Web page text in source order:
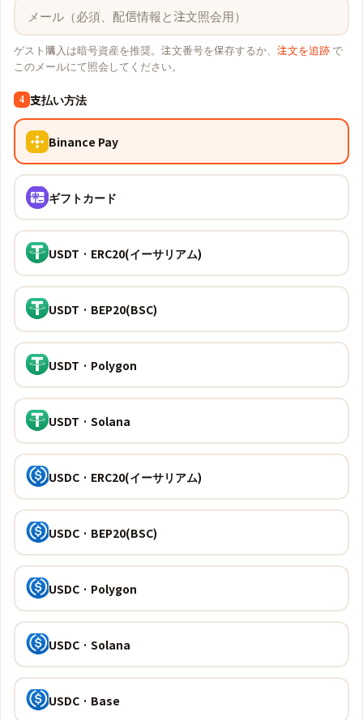
ゲスト購入は暗号資産を推奨。注文番号を保存するか、 注文を追跡 で
このメールにて照会してください。
4 支払い方法
Binance Pay
ギフトカード
USDT · ERC20(イーサリアム)
USDT · BEP20(BSC)
USDT · Polygon
USDT · Solana
USDC · ERC20(イーサリアム)
USDC · BEP20(BSC)
USDC · Polygon
USDC · Solana
USDC · Base